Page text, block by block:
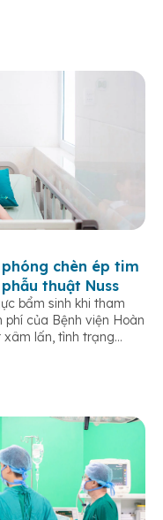
chèn ép tim
thuật Nuss
bẩm sinh khi tham
của Bệnh viện Hoàn
lấn, tình trạng